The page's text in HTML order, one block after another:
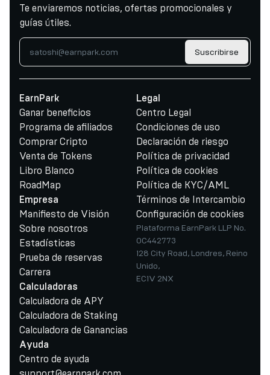
Te enviaremos noticias, ofertas promocionales y
guías útiles.
Suscribirse
EarnPark
Ganar beneficios
Programa de afiliados
Comprar Cripto
Venta de Tokens
Libro Blanco
RoadMap
Empresa
Manifiesto de Visión
Sobre nosotros
Estadísticas
Prueba de reservas
Carrera
Calculadoras
Calculadora de APY
Calculadora de Staking
Calculadora de Ganancias
Ayuda
Centro de ayuda
Legal
Centro Legal
Condiciones de uso
Declaración de riesgo
Política de privacidad
Política de cookies
Política de KYC/AML
Términos de Intercambio
Configuración de cookies
Plataforma EarnPark LLP No.
OC442773
128 City Road, Londres, Reino
Unido,
EC1V 2NX